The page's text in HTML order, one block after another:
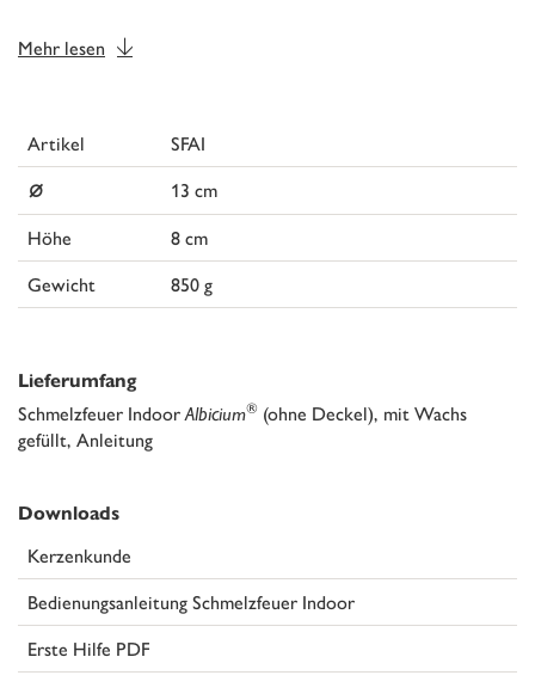
Mehr lesen
Artikel SFAI
⌀
13 cm
Höhe
8 cm
Gewicht
850 g
Lieferumfang
Schmelzfeuer IndoorAlbicium® (ohne Deckel), mit Wachs
gefüllt, Anleitung
Downloads
Kerzenkunde
Bedienungsanleitung Schmelzfeuer Indoor
Erste Hilfe PDF